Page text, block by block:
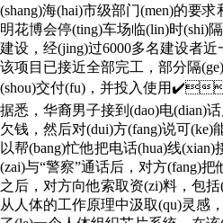
(shang)海(hai)市级部门(men)的要
明花博会停(ting)车场临(lin)时(shi)
建设，经(jing)过6000多名建设者
该项目已接近全部完工，部分隔
(shou)交付(fu)，并投入使用✔️
据悉，华裔男子接到(dao)电(dian)
欠钱，然后对(dui)方(fang)说可(ke)
以帮(bang)忙他把电话(hua)线
(zai)与“警察”通话后，对方(fang)把他连
之后，对方向他索取资(zi)料，包括(kuo)
从人体的工作原理中汲取(qu)灵感